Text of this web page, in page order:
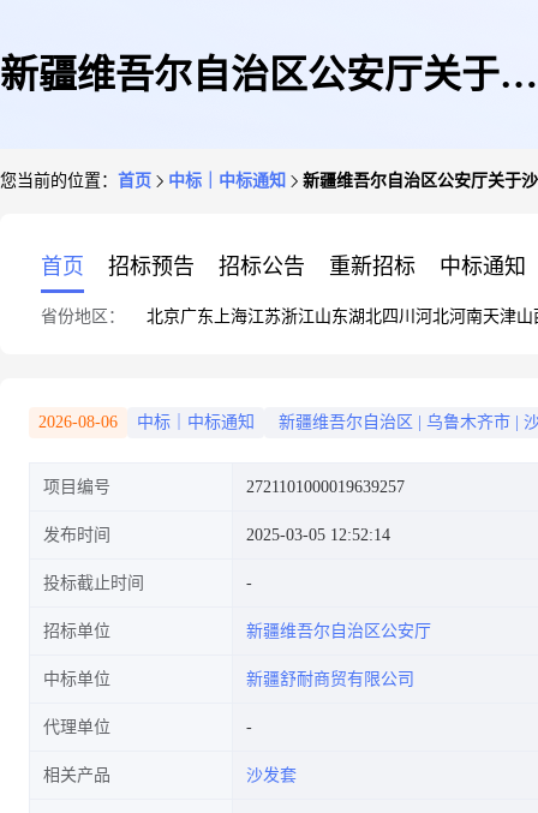
新疆维吾尔自治区公安厅关于沙
您当前的位置： 首页 中标｜中标通知 新疆维吾尔自治区公安厅关于
首页 招标预告 招标公告 重新招标 中标通知
省份地区： 北京广东 上海江苏浙江山东湖北四川 河北河南天津山
2026-08-06 中标｜中标通知 新疆维吾尔自治区 乌鲁木齐市
项目编号 2721101000019639257
发布时间 2025-03-05 12:52:14
投标截止时间
招标单位 新疆维吾尔自治区公安厅
中标单位 新疆舒耐商贸有限公司
代理单位
相关产品 沙发套